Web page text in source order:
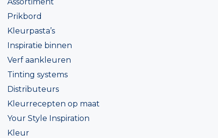
Prikbord
Kleurpasta’s
Inspiratie binnen
Verf aankleuren
Tinting systems
Distributeurs
Kleurrecepten op maat
Your Style Inspiration
Kleur